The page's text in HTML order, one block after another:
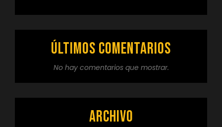
Últimos comentarios
No hay comentarios que mostrar.
Archivo